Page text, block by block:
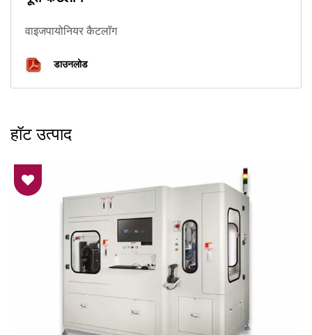
वाइजपायोनियर कैटलॉग
डाउनलोड
हॉट उत्पाद